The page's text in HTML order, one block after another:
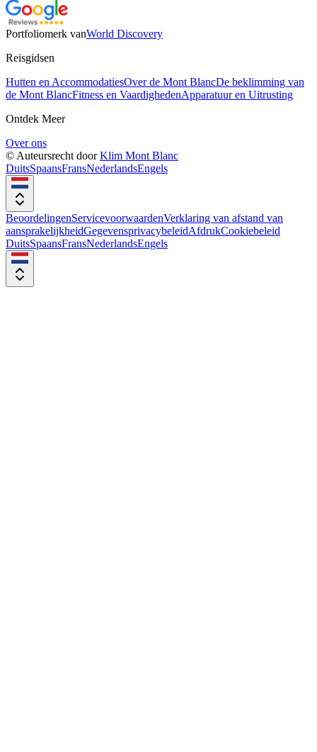
Portfoliomerk vanWorld Discovery
Reisgidsen
Hutten en AccommodatiesOver de Mont BlancDe beklimming van
de Mont BlancFitness en VaardighedenApparatuur en Uitrusting
Ontdek Meer
Over ons
© Auteursrecht door Klim Mont Blanc
DuitsSpaansFransNederlandsEngels
BeoordelingenServicevoorwaardenVerklaring van afstand van
aansprakelijkheidGegevensprivacybeleidAfdrukCookiebeleid
DuitsSpaansFransNederlandsEngels